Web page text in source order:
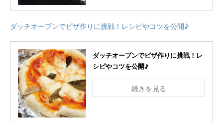
ダッチオーブンでピザ作りに挑戦！レシピやコツを公開♪
ダッチオーブンでピザ作りに挑戦！レ
シピやコツを公開♪
続きを見る